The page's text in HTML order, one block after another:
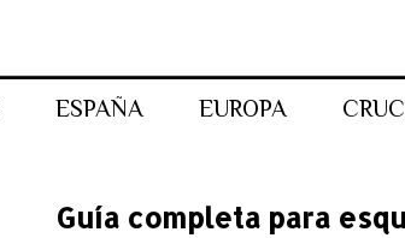
ESPAÑA EUROPA
Guía completa para